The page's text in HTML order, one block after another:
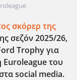
σκόρερ της
σεζόν 2025/26,
Trophyγια
Euroleagueτου
social media.